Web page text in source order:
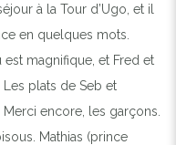
à la Tour d’Ugo, et il
en quelques mots.
magnifique, et Fred et
plats de Seb et
encore, les garçons.
Mathias (prince